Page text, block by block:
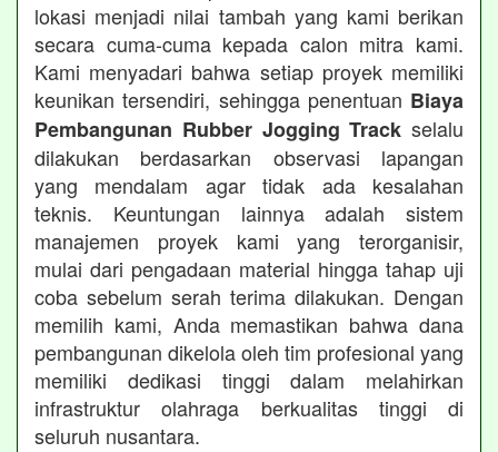
lokasi menjadi nilai tambah yang kami berikan
secara cuma-cuma kepada calon mitra kami.
Kami menyadari bahwa setiap proyek memiliki
keunikan tersendiri, sehingga penentuan Biaya
Pembangunan Rubber Jogging Track selalu
dilakukan berdasarkan observasi lapangan
yang mendalam agar tidak ada kesalahan
teknis. Keuntungan lainnya adalah sistem
manajemen proyek kami yang terorganisir,
mulai dari pengadaan material hingga tahap uji
coba sebelum serah terima dilakukan. Dengan
memilih kami, Anda memastikan bahwa dana
pembangunan dikelola oleh tim profesional yang
memiliki dedikasi tinggi dalam melahirkan
infrastruktur olahraga berkualitas tinggi di
seluruh nusantara.